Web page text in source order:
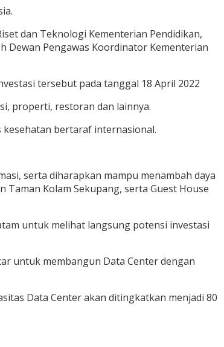
dan Teknologi Kementerian Pendidikan,
Dewan Pengawas Koordinator Kementerian
tersebut pada tanggal 18 April 2022
properti, restoran dan lainnya.
kesehatan bertaraf internasional.
serta diharapkan mampu menambah daya
Taman Kolam Sekupang, serta Guest House
untuk melihat langsung potensi investasi
untuk membangun Data Center dengan
Data Center akan ditingkatkan menjadi 80